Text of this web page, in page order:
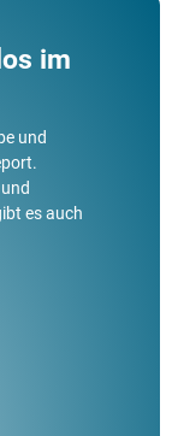
im
und
es auch